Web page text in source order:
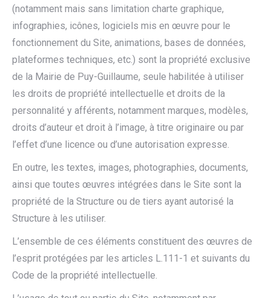
(notamment mais sans limitation charte graphique,
infographies, icônes, logiciels mis en œuvre pour le
fonctionnement du Site, animations, bases de données,
plateformes techniques, etc.) sont la propriété exclusive
de la Mairie de Puy-Guillaume, seule habilitée à utiliser
les droits de propriété intellectuelle et droits de la
personnalité y afférents, notamment marques, modèles,
droits d’auteur et droit à l’image, à titre originaire ou par
l’effet d’une licence ou d’une autorisation expresse.
En outre, les textes, images, photographies, documents,
ainsi que toutes œuvres intégrées dans le Site sont la
propriété de la Structure ou de tiers ayant autorisé la
Structure à les utiliser.
L’ensemble de ces éléments constituent des œuvres de
l’esprit protégées par les articles L.111-1 et suivants du
Code de la propriété intellectuelle.